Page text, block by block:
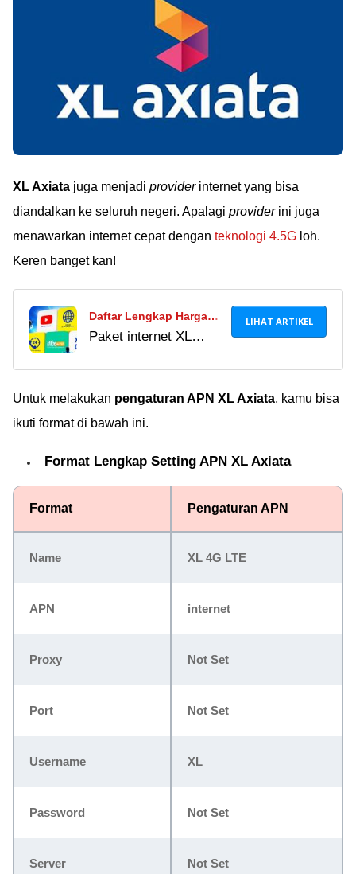
XL Axiata juga menjadi providerinternet yang bisa
diandalkan ke seluruh negeri. Apalagi providerini juga
menawarkan internet cepat dengan teknologi 4.5G loh.
Keren banget kan!
Daftar Lengkap Harga
Paket Internet XL Terbaru
Paket internet XL
Kuota, XTRA Rejeki,
sampai unlimited dari
Combo Plus bisa kamu
LIHAT ARTIKEL
Untuk melakukan pengaturan APN XL Axiata, kamu bisa
ikuti format di bawah ini.
Format Lengkap Setting APN XL Axiata
Format Pengaturan APN
Name XL 4G LTE
APN internet
Proxy Not Set
Port Not Set
Username XL
Password Not Set
Server Not Set